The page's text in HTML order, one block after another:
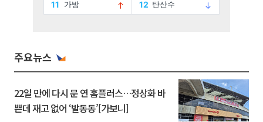
주요뉴스
22일 만에 다시 문 연 홈플러스…정상화 바
쁜데 재고 없어 ‘발동동’[가보니]